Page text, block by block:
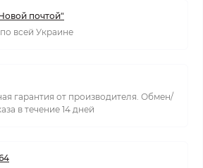
почтой"
всей Украине
гарантия от производителя. Обмен/
в течение 14 дней